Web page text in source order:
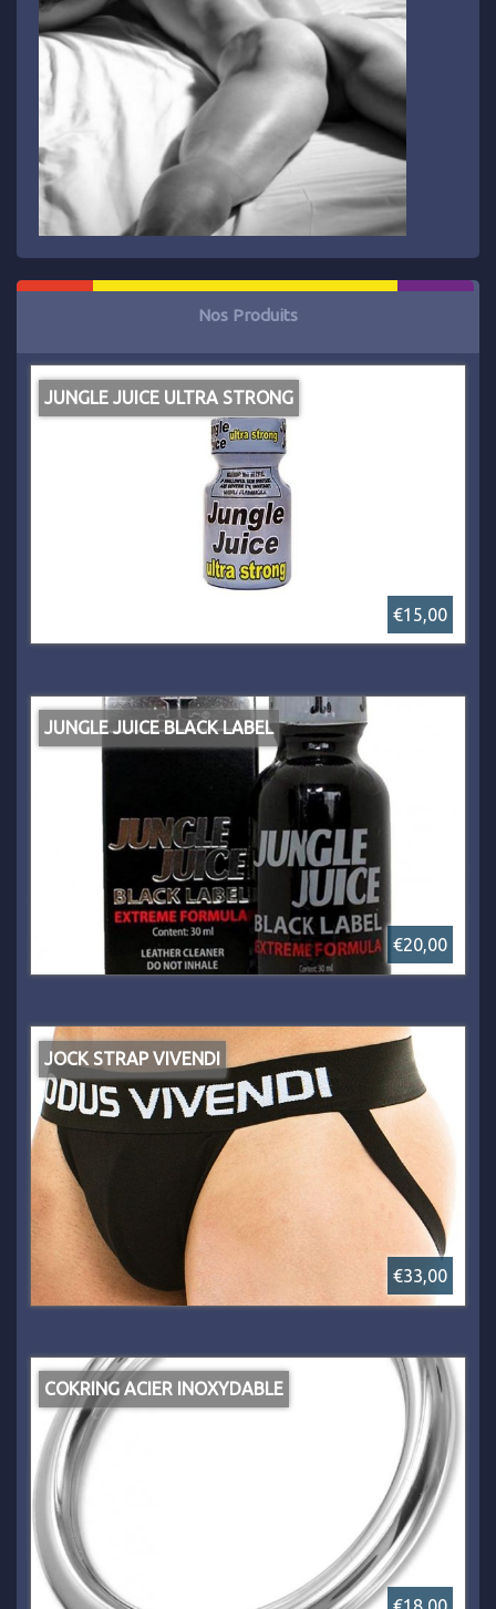
Nos Produits
JUNGLE JUICE ULTRA STRONG
€15,00
JUNGLE JUICE BLACK LABEL
€20,00
JOCK STRAP VIVENDI
€33,00
COKRING ACIER INOXYDABLE